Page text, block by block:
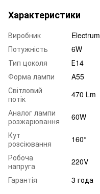
Характеристики
Виробник
Electrum
Потужність
6W
Тип цоколя
Е14
Форма лампи
А55
Світловий
потік
470 Lm
Аналог лампи
розжарювання
60W
Кут
розсіювання
160°
Робоча
напруга
220V
Гарантія
3 года